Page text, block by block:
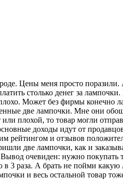
Цены меня просто
столько денег за
Может без фирмы конечно
две лампочки. Мне они
плохой, то товар могли
доходы идут от
рейтингом и отзывов
две лампочки, как и
очевиден: нужно покупать
в 3 раза. А брать не пойми
и весь остальной товар